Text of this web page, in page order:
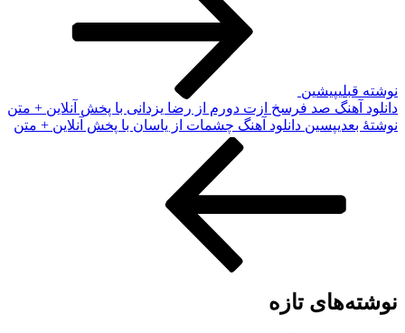
نوشته قبلیپیشین
دانلود آهنگ صد فرسخ ازت دورم از رضا یزدانی با پخش آنلاین + متن
نوشته‌ٔ بعدیپسین دانلود آهنگ چشمات از یاسان با پخش آنلاین + متن
نوشته‌های تازه